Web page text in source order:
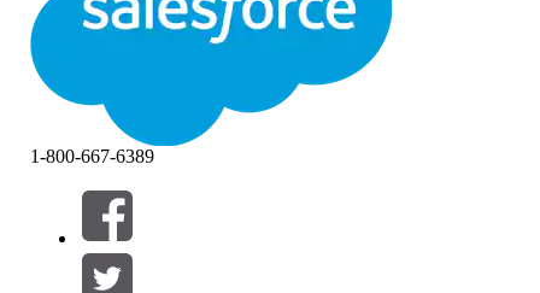
Filtri (0)
SELEZIONA FILTRI
1-800-667-6389